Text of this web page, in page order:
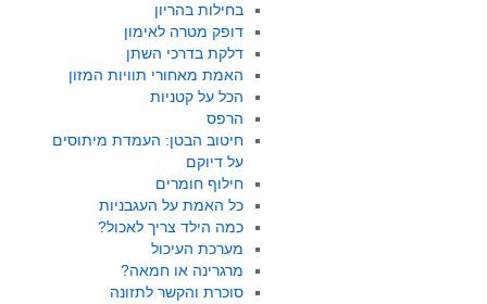
בחילות בהריון
דופק מטרה לאימון
דלקת בדרכי השתן
האמת מאחורי תוויות המזון
הכל על קטניות
הרפס
חיטוב הבטן: העמדת מיתוסים
על דיוקם
חילוף חומרים
כל האמת על העגבניות
כמה הילד צריך לאכול?
מערכת העיכול
מרגרינה או חמאה?
סוכרת והקשר לתזונה